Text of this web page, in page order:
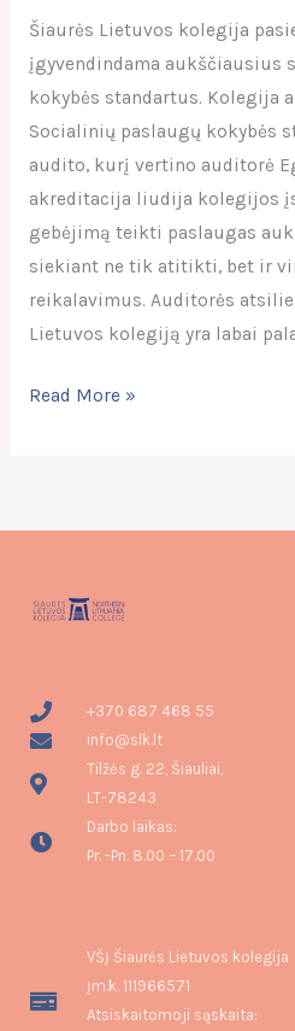
Šiaurės Lietuvos kolegija
įgyvendindama aukščiausius
kokybės standartus. Kolegija
Socialinių paslaugų kokybės
audito, kurį vertino auditorė
akreditacija liudija kolegijos
gebėjimą teikti paslaugas
siekiant ne tik atitikti, bet ir
reikalavimus. Auditorės
Lietuvos kolegiją yra labai
Read More »
+370 687 468 55
info@slk.lt
Tilžės g. 22, Šiauliai,
LT-78243
Darbo laikas:
Pr. -Pn. 8.00 – 17.00
VŠĮ Šiaurės Lietuvos kolegija
Įm.k. 111966571
Atsiskaitomoji sąskaita: